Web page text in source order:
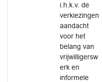
i.h.k.v. de
verkiezingen
aandacht
voor het
belang van
vrijwilligersw
erk en
informele